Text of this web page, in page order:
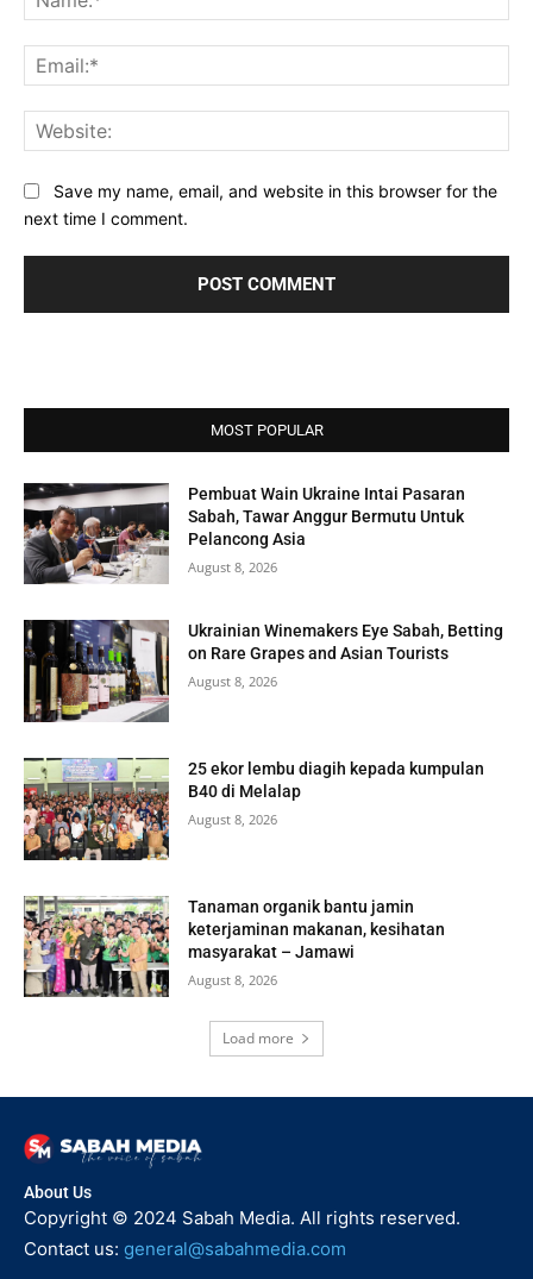
Save my name, email, and website in this browser for the
next time I comment.
MOST POPULAR
Pembuat Wain Ukraine Intai Pasaran
Sabah, Tawar Anggur Bermutu Untuk
Pelancong Asia
August 8, 2026
Ukrainian Winemakers Eye Sabah, Betting
on Rare Grapes and Asian Tourists
August 8, 2026
25 ekor lembu diagih kepada kumpulan
B40 di Melalap
August 8, 2026
Tanaman organik bantu jamin
keterjaminan makanan, kesihatan
masyarakat – Jamawi
August 8, 2026
Load more
About Us
Copyright © 2024 Sabah Media. All rights reserved.
Contact us: general@sabahmedia.com